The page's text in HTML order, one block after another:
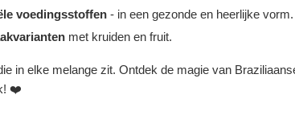
voedingsstoffen - in een gezonde en heerlijke vorm.
met kruiden en fruit.
in elke melange zit. Ontdek de magie van
❤️